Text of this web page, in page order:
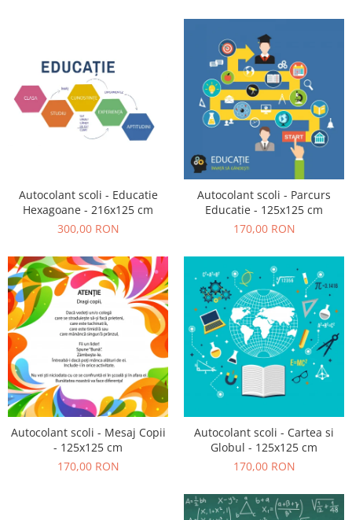
Autocolant scoli - Educatie
Hexagoane - 216x125 cm
300,00 RON
Autocolant scoli - Parcurs
Educatie - 125x125 cm
170,00 RON
Autocolant scoli - Mesaj Copii
- 125x125 cm
170,00 RON
Autocolant scoli - Cartea si
Globul - 125x125 cm
170,00 RON